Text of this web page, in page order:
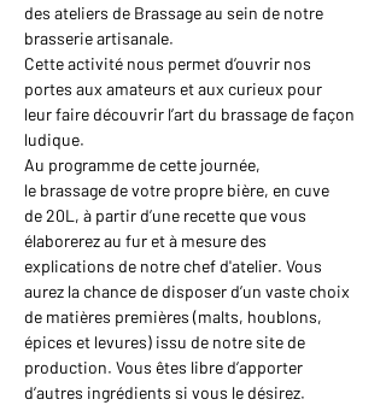
des ateliers de Brassage au sein de notre
brasserie artisanale.
Cette activité nous permet d’ouvrir nos
portes aux amateurs et aux curieux pour
leur faire découvrir l’art du brassage de façon
ludique.
Au programme de cette journée,
le brassage de votre propre bière, en cuve
de 20L, à partir d’une recette que vous
élaborerez au fur et à mesure des
explications de notre chef d'atelier. Vous
aurez la chance de disposer d’un vaste choix
de matières premières (malts, houblons,
épices et levures) issu de notre site de
production. Vous êtes libre d’apporter
d’autres ingrédients si vous le désirez.